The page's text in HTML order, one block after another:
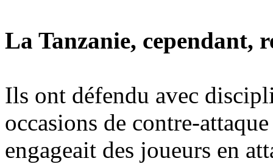
La Tanzanie, cependant,
Ils ont défendu avec
occasions de contre-
engageait des joueurs en